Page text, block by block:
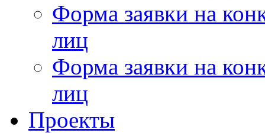
Форма заявки на
лиц
Форма заявки на
лиц
Проекты